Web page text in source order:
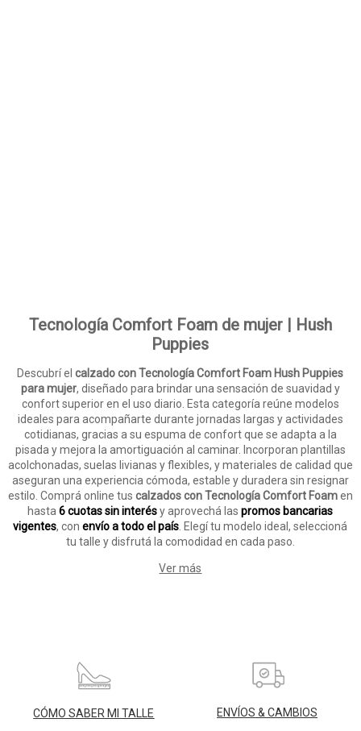
Tecnología Comfort Foam de mujer | Hush
Puppies
Descubrí elcalzado con Tecnología Comfort Foam Hush Puppies
para mujer, diseñado para brindar una sensación de suavidad y
confort superior en el uso diario. Esta categoría reúne modelos
ideales para acompañarte durante jornadas largas y actividades
cotidianas, gracias a su espuma de confort que se adapta a la
pisada y mejora la amortiguación al caminar. Incorporan plantillas
acolchonadas, suelas livianas y flexibles, y materiales de calidad que
aseguran una experiencia cómoda, estable y duradera sin resignar
estilo. Comprá online tus calzados con Tecnología Comfort Foamen
hasta6 cuotas sin interésy aprovechá laspromos bancarias
vigentes, conenvío a todo el país . Elegí tu modelo ideal, seleccioná
tu talle y disfrutá la comodidad en cada paso.
Ver más
CÓMO SABER MI TALLE ENVÍOS & CAMBIOS